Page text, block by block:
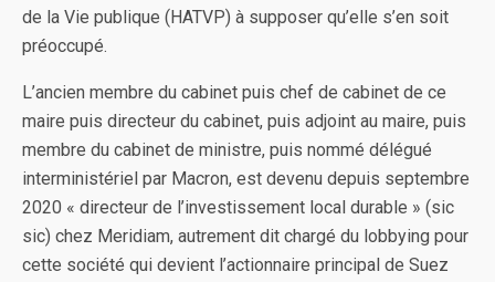
de la Vie publique (HATVP) à supposer qu’elle s’en soit
préoccupé.
L’ancien membre du cabinet puis chef de cabinet de ce
maire puis directeur du cabinet, puis adjoint au maire, puis
membre du cabinet de ministre, puis nommé délégué
interministériel par Macron, est devenu depuis septembre
2020 « directeur de l’investissement local durable » (sic
sic) chez Meridiam, autrement dit chargé du lobbying pour
cette société qui devient l’actionnaire principal de Suez